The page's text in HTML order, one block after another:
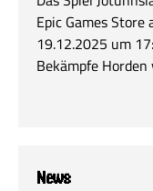
Epic Games
19.12.2025 um
Bekämpfe
News